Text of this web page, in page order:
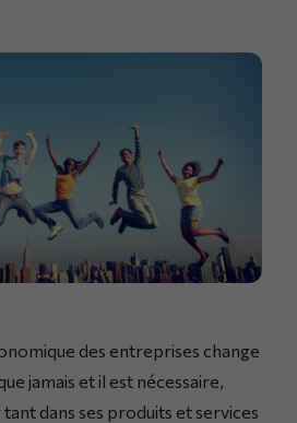
des entreprises change
jamais et il est nécessaire,
dans ses produits et services